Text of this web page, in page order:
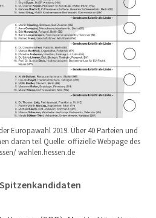
Europawahl 2019. Über 40 Parteien und
daran teil Quelle: offizielle Webpage des
wahlen.hessen.de
Spitzenkandidaten